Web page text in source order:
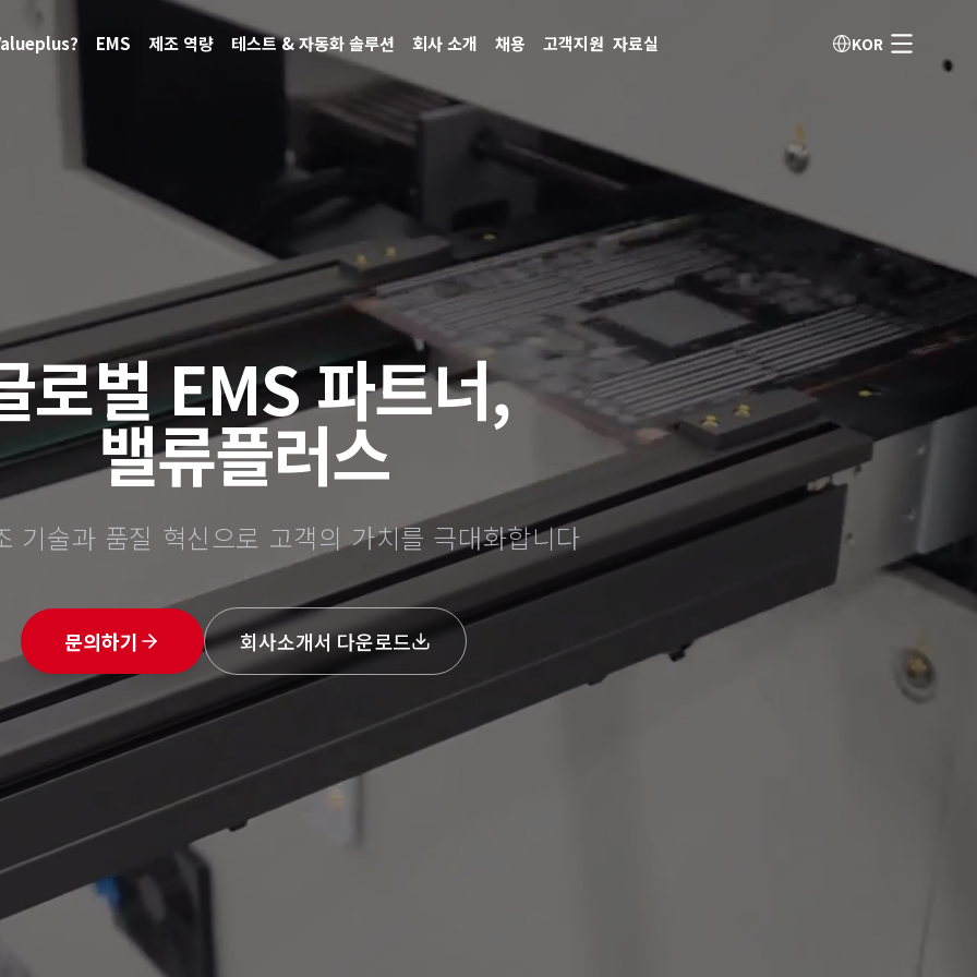
EMS 제조 역량 테스트 & 자동화 솔루션 회사 소개 채용 고객지원 자료실 KOR
로벌 EMS 파트너,
밸류플러스
기술과 품질 혁신으로 고객의 가치를 극대화합니다
문의하기 회사소개서 다운로드